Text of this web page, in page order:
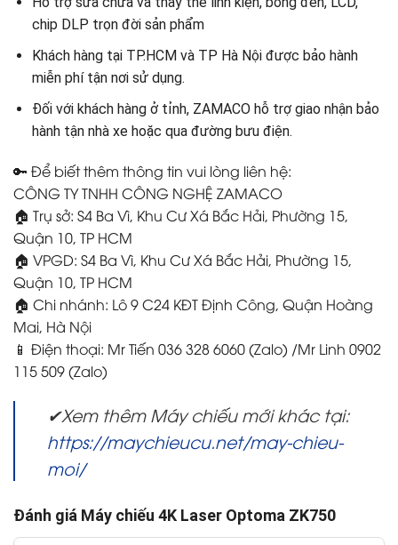
chip DLP trọn đời sản phẩm
Khách hàng tại TP.HCM và TP Hà Nội được bảo hành
miễn phí tận nơi sử dụng.
Đối với khách hàng ở tỉnh, ZAMACO hỗ trợ giao nhận bảo
hành tận nhà xe hoặc qua đường bưu điện.
🔑 Để biết thêm thông tin vui lòng liên hệ:
CÔNG TY TNHH CÔNG NGHỆ ZAMACO
🏠 Trụ sở: S4 Ba Vì, Khu Cư Xá Bắc Hải, Phường 15,
Quận 10, TP HCM
🏠 VPGD: S4 Ba Vì, Khu Cư Xá Bắc Hải, Phường 15,
Quận 10, TP HCM
🏠 Chi nhánh: Lô 9 C24 KĐT Định Công, Quận Hoàng
Mai, Hà Nội
📱 Điện thoại: Mr Tiến 036 328 6060 (Zalo) /Mr Linh 0902
115 509 (Zalo)
✔Xem thêm Máy chiếu mới khác tại:
https://maychieucu.net/may-chieu-
moi/
Đánh giá Máy chiếu 4K Laser Optoma ZK750